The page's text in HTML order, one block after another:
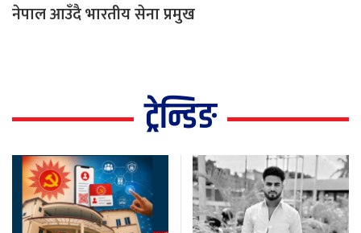
नेपाल आउँदै भारतीय सेना प्रमुख
ट्रेन्डिङ